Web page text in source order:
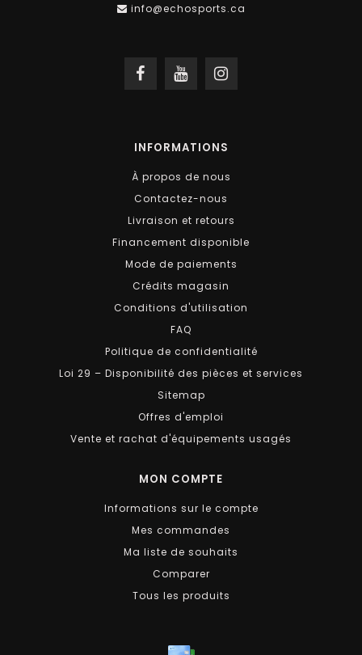
info@echosports.ca
INFORMATIONS
À propos de nous
Contactez-nous
Livraison et retours
Financement disponible
Mode de paiements
Crédits magasin
Conditions d'utilisation
FAQ
Politique de confidentialité
Loi 29 – Disponibilité des pièces et services
Sitemap
Offres d'emploi
Vente et rachat d'équipements usagés
MON COMPTE
Informations sur le compte
Mes commandes
Ma liste de souhaits
Comparer
Tous les produits